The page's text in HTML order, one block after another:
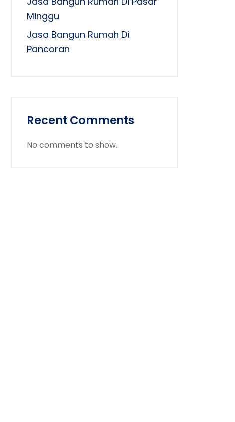
Minggu
Jasa Bangun Rumah Di
Pancoran
Recent Comments
No comments to show.